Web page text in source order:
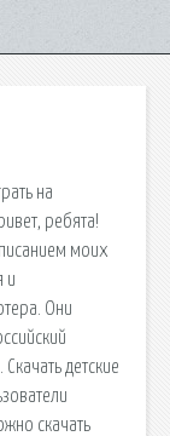
на
ребята!
моих
и
Они
детские
скачать